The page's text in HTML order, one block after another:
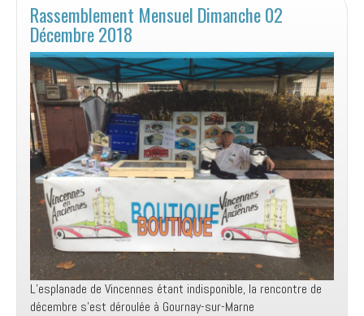
Rassemblement Mensuel Dimanche 02
Décembre 2018
L’esplanade de Vincennes étant indisponible, la rencontre de
décembre s’est déroulée à Gournay-sur-Marne